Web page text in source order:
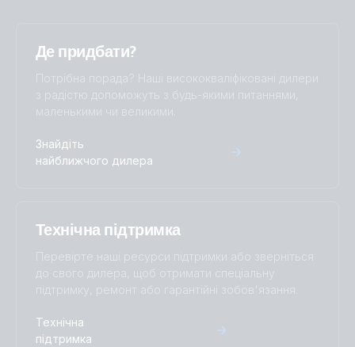
Де придбати?
Потрібна порада? Наші висококваліфіковані дилери
з радістю допоможуть з будь-якими питаннями,
маленькими чи великими.
Знайдіть
найближчого дилера
Технічна підтримка
Перевірте наші ресурси підтримки або зверніться
до свого дилера, щоб отримати спеціальну
підтримку, ремонт або гарантійні зобов'язання.
Технічна
підтримка